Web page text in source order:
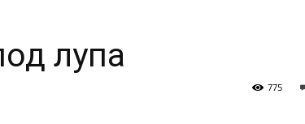
лупа
775